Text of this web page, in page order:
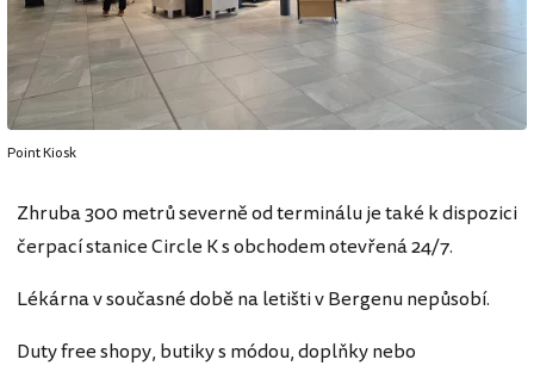
Point Kiosk
Zhruba 300 metrů severně od terminálu je také k dispozici
čerpací stanice Circle K s obchodem otevřená 24/7.
Lékárna v současné době na letišti v Bergenu nepůsobí.
Duty free shopy, butiky s módou, doplňky nebo